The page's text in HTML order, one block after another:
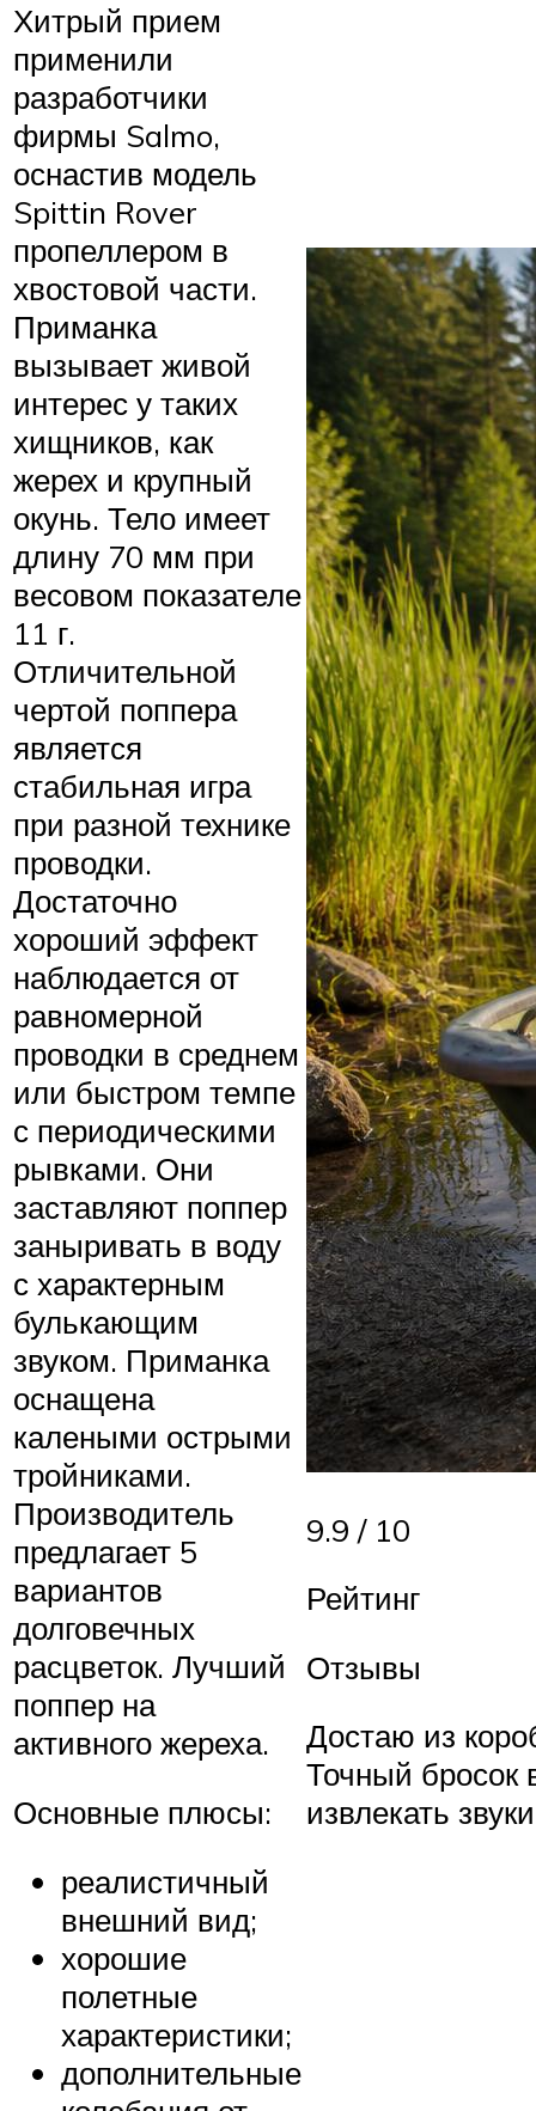
Хитрый прием
применили
разработчики
фирмы Salmo,
оснастив модель
Spittin Rover
пропеллером в
хвостовой части.
Приманка
вызывает живой
интерес у таких
хищников, как
жерех и крупный
окунь. Тело имеет
длину 70 мм при
весовом показателе
11 г.
Отличительной
чертой поппера
является
стабильная игра
при разной технике
проводки.
Достаточно
хороший эффект
наблюдается от
равномерной
проводки в среднем
или быстром темпе
с периодическими
рывками. Они
заставляют поппер
заныривать в воду
с характерным
булькающим
звуком. Приманка
оснащена
калеными острыми
тройниками.
Производитель
предлагает 5
вариантов
долговечных
расцветок. Лучший
поппер на
активного жереха.
Основные плюсы:
реалистичный
внешний вид;
хорошие
полетные
характеристики;
дополнительные
9.9 / 10
Рейтинг
Отзывы
Достаю из
Точный бросок
извлекать